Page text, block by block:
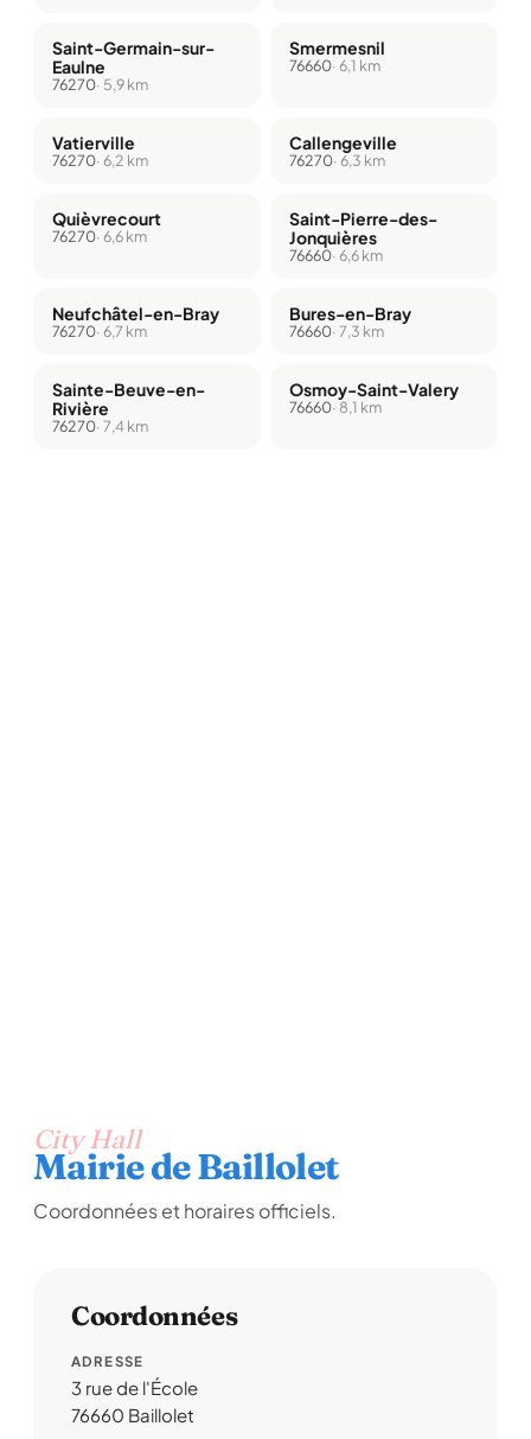
Saint-Germain-sur-
Eaulne
76270· 5,9 km
Smermesnil
76660· 6,1 km
Vatierville
76270· 6,2 km
Callengeville
76270· 6,3 km
Quièvrecourt
76270· 6,6 km
Saint-Pierre-des-
Jonquières
76660· 6,6 km
Neufchâtel-en-Bray
76270· 6,7 km
Bures-en-Bray
76660· 7,3 km
Sainte-Beuve-en-
Rivière
76270· 7,4 km
Osmoy-Saint-Valery
76660· 8,1 km
City Hall
Mairie de Baillolet
Coordonnées et horaires officiels.
Coordonnées
ADRESSE
3 rue de l'École
76660 Baillolet